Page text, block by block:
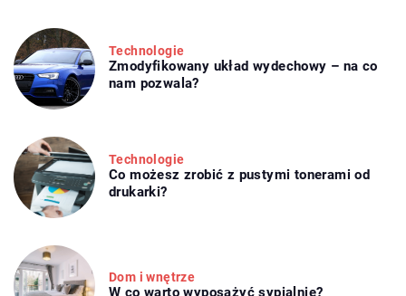
Technologie
Zmodyfikowany układ wydechowy – na co
nam pozwala?
Technologie
Co możesz zrobić z pustymi tonerami od
drukarki?
Dom i wnętrze
W co warto wyposażyć sypialnie?